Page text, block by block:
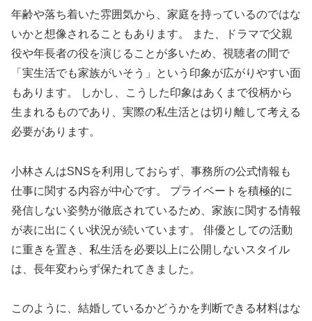
年齢や落ち着いた雰囲気から、家庭を持っているのではな
いかと想像されることもあります。 また、ドラマで父親
役や年長者の役を演じることが多いため、視聴者の間で
「実生活でも家族がいそう」という印象が広がりやすい面
もあります。 しかし、こうした印象はあくまで役柄から
生まれるものであり、実際の私生活とは切り離して考える
必要があります。
小林さんはSNSを利用しておらず、事務所の公式情報も
仕事に関する内容が中心です。 プライベートを積極的に
発信しない姿勢が徹底されているため、家族に関する情報
が表に出にくい状況が続いています。 俳優としての活動
に重きを置き、私生活を必要以上に公開しないスタイル
は、長年変わらず保たれてきました。
このように、結婚しているかどうかを判断できる材料はな